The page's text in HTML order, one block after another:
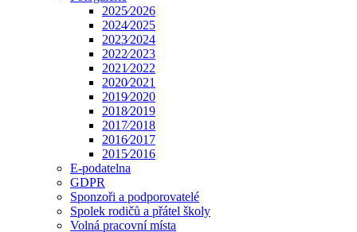
2025⁄2026
2024⁄2025
2023⁄2024
2022⁄2023
2021⁄2022
2020⁄2021
2019⁄2020
2018⁄2019
2017⁄2018
2016⁄2017
2015⁄2016
E-podatelna
GDPR
Sponzoři a podporovatelé
Spolek rodičů a přátel školy
Volná pracovní místa